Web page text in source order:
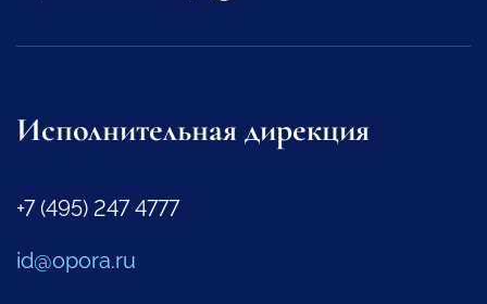
Исполнительная дирекция
+7 (495) 247 4777
id@opora.ru